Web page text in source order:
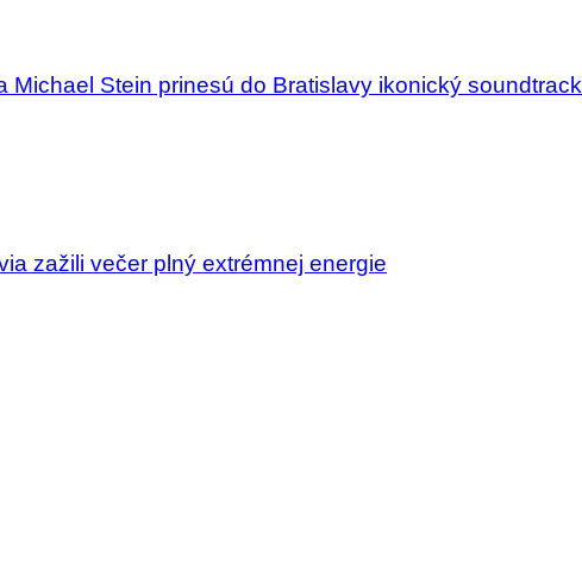
Stein prinesú do Bratislavy ikonický soundtrack
zažili večer plný extrémnej energie